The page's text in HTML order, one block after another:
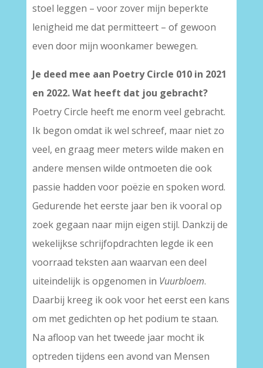
stoel leggen – voor zover mijn beperkte
lenigheid me dat permitteert – of gewoon
even door mijn woonkamer bewegen.
Je deed mee aan Poetry Circle 010 in 2021
en 2022. Wat heeft dat jou gebracht?
Poetry Circle heeft me enorm veel gebracht.
Ik begon omdat ik wel schreef, maar niet zo
veel, en graag meer meters wilde maken en
andere mensen wilde ontmoeten die ook
passie hadden voor poëzie en spoken word.
Gedurende het eerste jaar ben ik vooral op
zoek gegaan naar mijn eigen stijl. Dankzij de
wekelijkse schrijfopdrachten legde ik een
voorraad teksten aan waarvan een deel
uiteindelijk is opgenomen in Vuurbloem.
Daarbij kreeg ik ook voor het eerst een kans
om met gedichten op het podium te staan.
Na afloop van het tweede jaar mocht ik
optreden tijdens een avond van Mensen